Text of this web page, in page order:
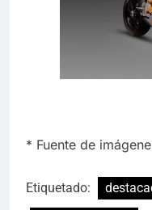
* Fuente de
Etiquetado: